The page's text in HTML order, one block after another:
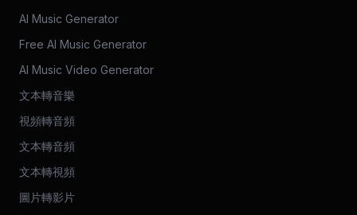
AI Music Generator
Free AI Music Generator
AI Music Video Generator
文本轉音樂
視頻轉音頻
文本轉音頻
文本轉視頻
圖片轉影片